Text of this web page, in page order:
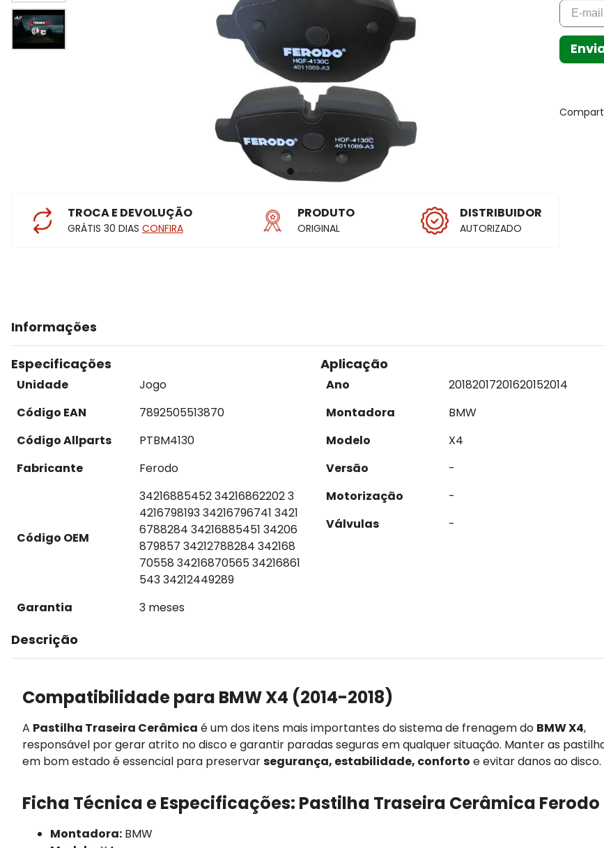
TROCA E DEVOLUÇÃO
GRÁTIS 30 DIAS CONFIRA
PRODUTO
ORIGINAL
DISTRIBUIDOR
AUTORIZADO
Informações
Especificações
Unidade
Jogo
Código EAN
7892505513870
Código Allparts
PTBM4130
Fabricante
Ferodo
Código OEM
34216885452 34216862202 3
4216798193 34216796741 3421
6788284 34216885451 34206
879857 34212788284 342168
70558 34216870565 34216861
543 34212449289
Garantia
3 meses
Aplicação
Ano 20182017201620152014
Montadora
BMW
Modelo
X4
Versão
-
Motorização
-
Válvulas
-
Descrição
Compatibilidade para BMW X4 (2014-2018)
A Pastilha Traseira Cerâmica é um dos itens mais importantes do sistema de frenagem do BMW X4,
responsável por gerar atrito no disco e garantir paradas seguras em qualquer situação. Manter as
em bom estado é essencial para preservarsegurança, estabilidade, conforto e evitar danos ao disco.
Ficha Técnica e Especificações: Pastilha Traseira Cerâmica Ferodo
Montadora: BMW